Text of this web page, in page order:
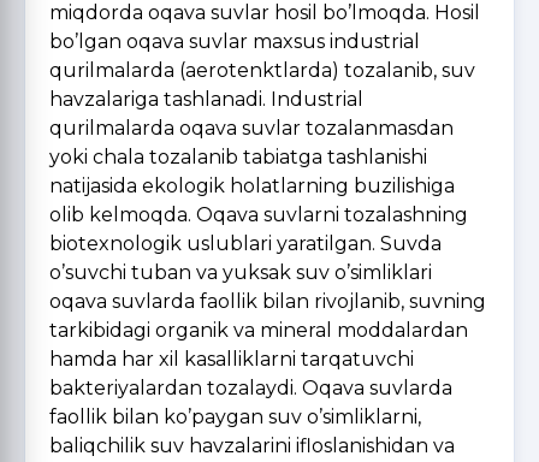
miqdorda oqava suvlar hosil bo’lmoqda. Hosil
bo’lgan oqava suvlar maxsus industrial
qurilmalarda (aerotenktlarda) tozalanib, suv
havzalariga tashlanadi. Industrial
qurilmalarda oqava suvlar tozalanmasdan
yoki chala tozalanib tabiatga tashlanishi
natijasida ekologik holatlarning buzilishiga
olib kelmoqda. Oqava suvlarni tozalashning
biotexnologik uslublari yaratilgan. Suvda
o’suvchi tuban va yuksak suv o’simliklari
oqava suvlarda faollik bilan rivojlanib, suvning
tarkibidagi organik va mineral moddalardan
hamda har xil kasalliklarni tarqatuvchi
bakteriyalardan tozalaydi. Oqava suvlarda
faollik bilan ko’paygan suv o’simliklarni,
baliqchilik suv havzalarini ifloslanishidan va